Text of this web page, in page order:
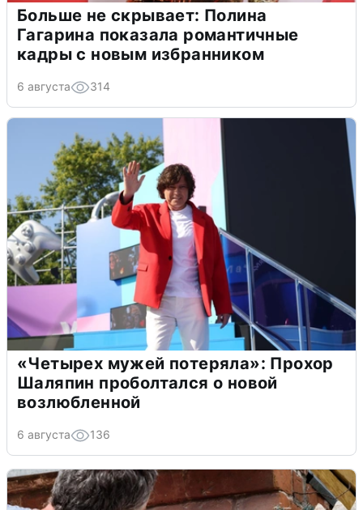
Больше не скрывает: Полина
Гагарина показала романтичные
кадры с новым избранником
6 августа 314
«Четырех мужей потеряла»: Прохор
Шаляпин проболтался о новой
возлюбленной
6 августа 136